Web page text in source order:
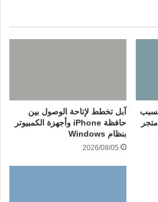
آبل تخطط لإتاحة الوصول بين
حافظة iPhone وأجهزة الكمبيوتر
بنظام Windows
2026/08/05